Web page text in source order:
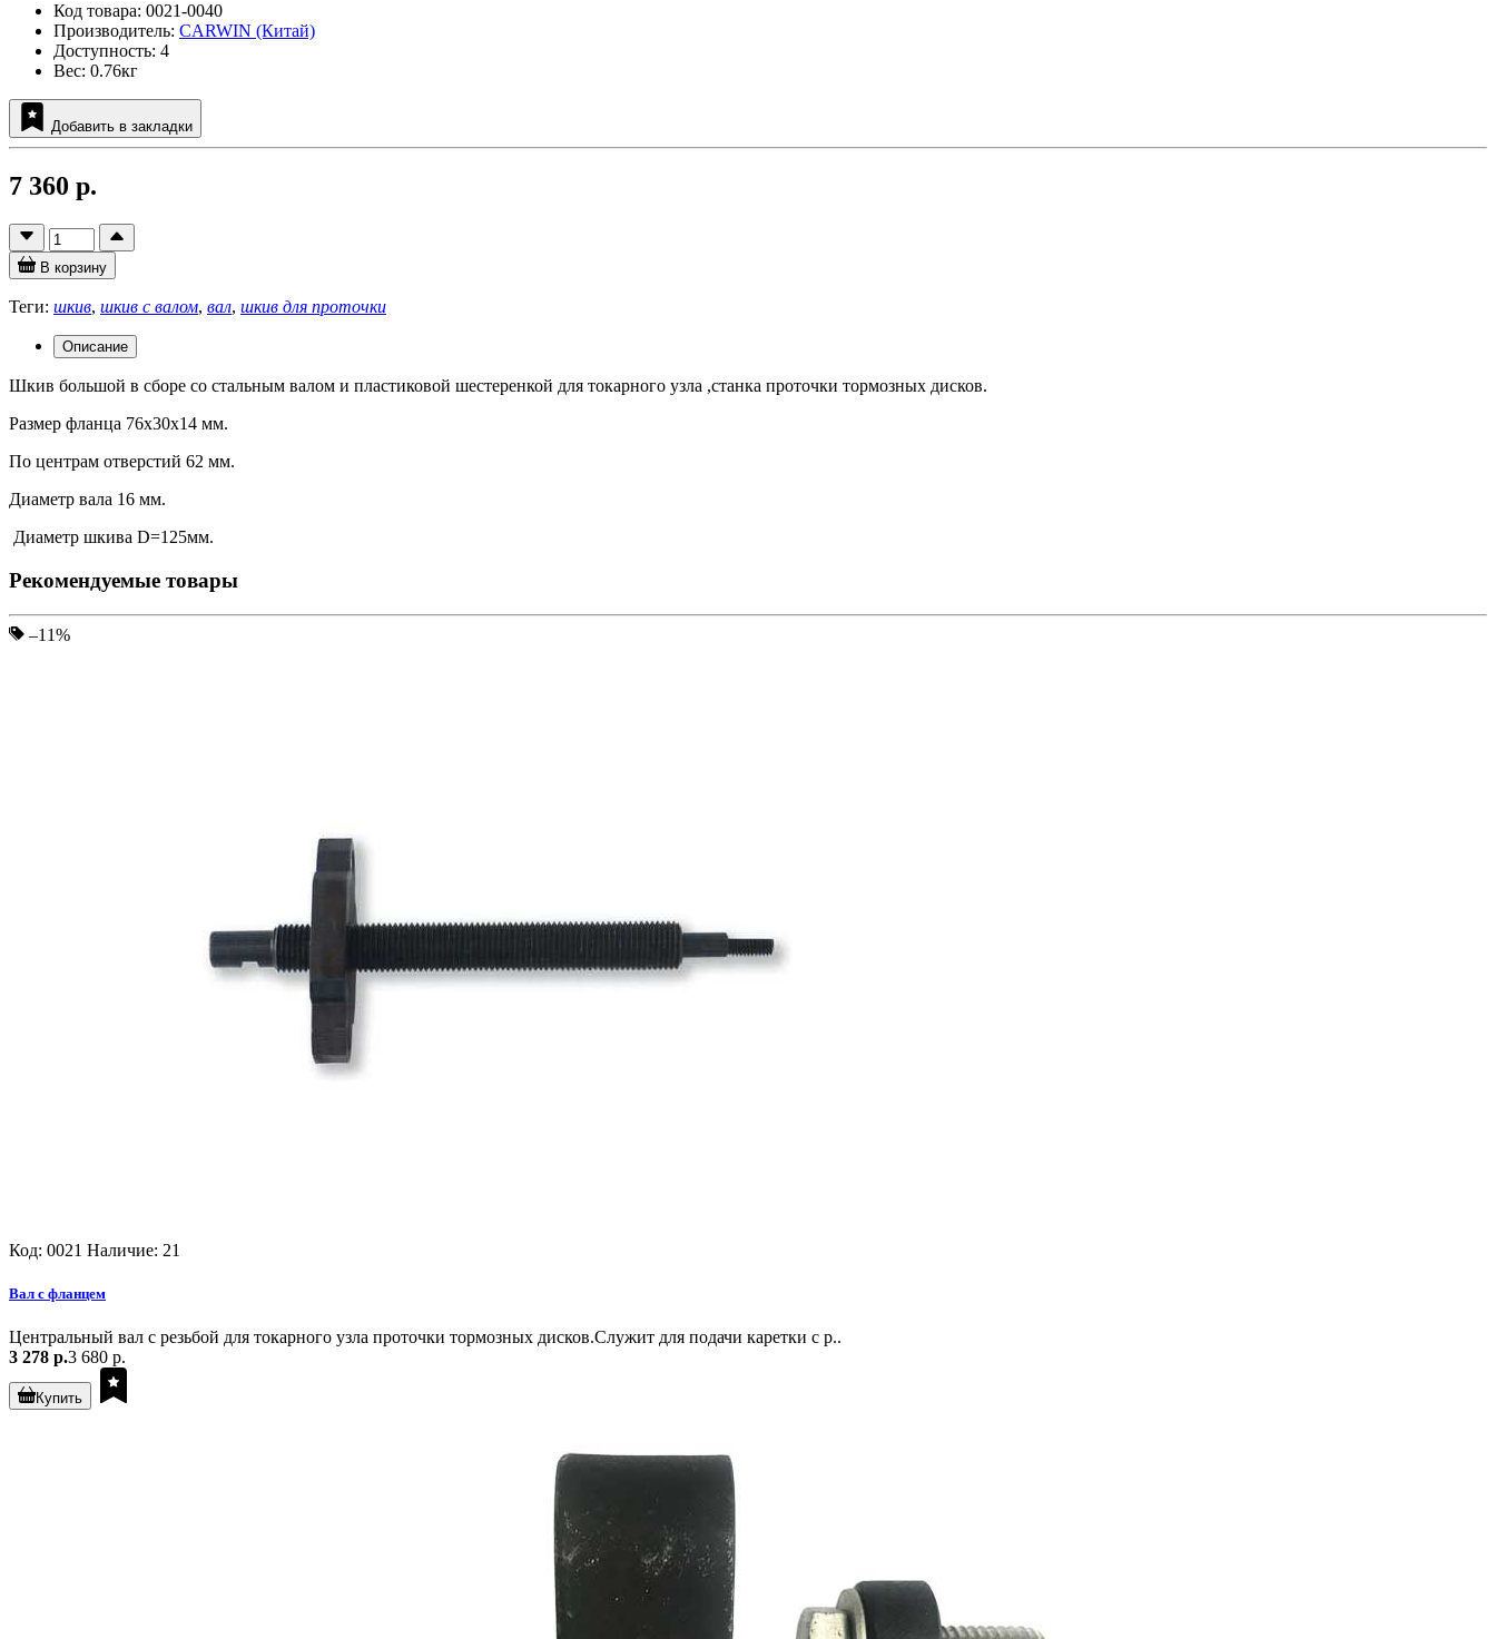
Код товара: 0021-0040
Производитель: CARWIN (Китай)
Доступность: 4
Вес: 0.76кг
Добавить в закладки
7 360 р.
В корзину
Теги: шкив, шкив с валом, вал, шкив для проточки
Описание
Шкив большой в сборе со стальным валом и пластиковой шестеренкой для токарного узла ,станка проточки тормозных дисков.
Размер фланца 76х30х14 мм.
По центрам отверстий 62 мм.
Диаметр вала 16 мм.
Диаметр шкива D=125мм.
Рекомендуемые товары
–11%
Код: 0021 Наличие: 21
Вал с фланцем
Центральный вал с резьбой для токарного узла проточки тормозных дисков.Служит для подачи каретки с р..
3 278 р.3 680 р.
Купить